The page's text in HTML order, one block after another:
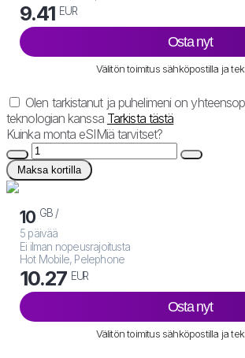
9.41 EUR
Osta nyt
Välitön toimitus sähköpostilla ja
Olen tarkistanut ja puhelimeni on
teknologian kanssa Tarkista tästä
Kuinka monta eSIMiä tarvitset?
Maksa kortilla
10 GB /
5 päivää
Ei ilman nopeusrajoitusta
Hot Mobile, Pelephone
10.27 EUR
Osta nyt
Välitön toimitus sähköpostilla ja